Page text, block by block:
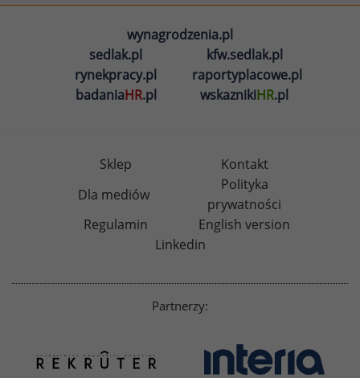
wynagrodzenia.pl
sedlak.pl
kfw.sedlak.pl
rynekpracy.pl
raportyplacowe.pl
badaniaHR.pl wskaznikiHR.pl
Sklep
Kontakt
Dla mediów
Polityka
prywatności
Regulamin
English version
Linkedin
Partnerzy: